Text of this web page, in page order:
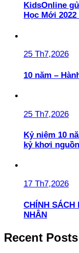
KidsOnline
Học Mới 2022
25 Th7,2026
10 năm –
25 Th7,2026
Kỷ niệm 10
kỷ khơi
17 Th7,2026
CHÍNH
NHÂN
Recent Posts